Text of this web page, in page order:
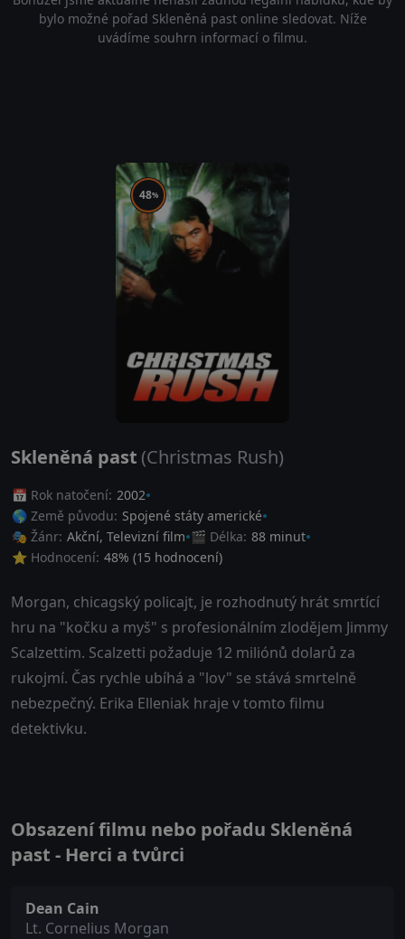
bylo možné pořad Skleněná past online sledovat. Níže
uvádíme souhrn informací o filmu.
48%
Skleněná past (Christmas Rush)
📅 Rok natočení: 2002
🌎 Země původu: Spojené státy americké
🎭 Žánr: Akční, Televizní film 🎬 Délka: 88 minut
⭐ Hodnocení: 48% (15 hodnocení)
Morgan, chicagský policajt, je rozhodnutý hrát smrtící
hru na "kočku a myš" s profesionálním zlodějem Jimmy
Scalzettim. Scalzetti požaduje 12 miliónů dolarů za
rukojmí. Čas rychle ubíhá a "lov" se stává smrtelně
nebezpečný. Erika Elleniak hraje v tomto filmu
detektivku.
Obsazení filmu nebo pořadu Skleněná
past - Herci a tvůrci
Dean Cain
Lt. Cornelius Morgan